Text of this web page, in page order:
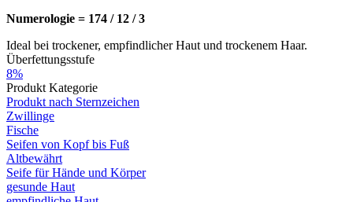
Numerologie = 174 / 12 / 3
Ideal bei trockener, empfindlicher Haut und trockenem Haar.
Überfettungsstufe
8%
Produkt Kategorie
Produkt nach Sternzeichen
Zwillinge
Fische
Seifen von Kopf bis Fuß
Altbewährt
Seife für Hände und Körper
gesunde Haut